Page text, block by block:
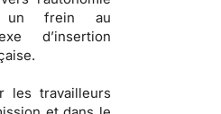
un frein au
d’insertion
les travailleurs